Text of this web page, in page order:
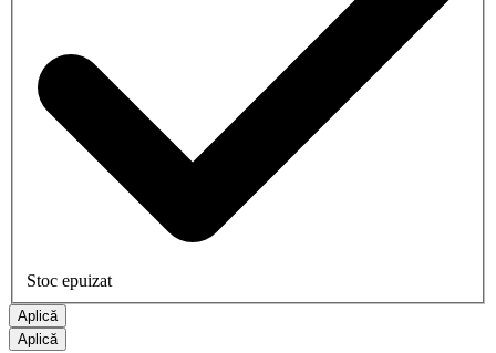
Stoc epuizat
Aplică
Aplică